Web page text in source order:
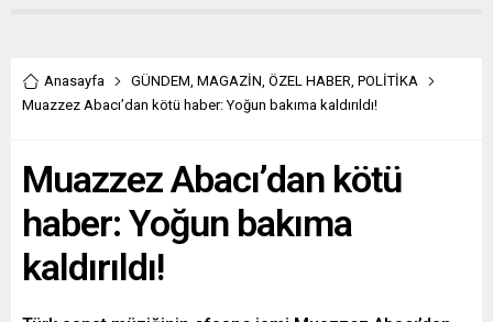
Anasayfa GÜNDEM MAGAZİN ÖZEL HABER POLİTİKA
Muazzez Abacı’dan kötü haber: Yoğun bakıma kaldırıldı!
Muazzez Abacı’dan kötü
haber: Yoğun bakıma
kaldırıldı!